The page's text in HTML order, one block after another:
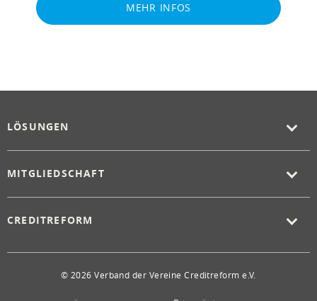
MEHR INFOS
LÖSUNGEN
MITGLIEDSCHAFT
CREDITREFORM
© 2026 Verband der Vereine Creditreform e.V.